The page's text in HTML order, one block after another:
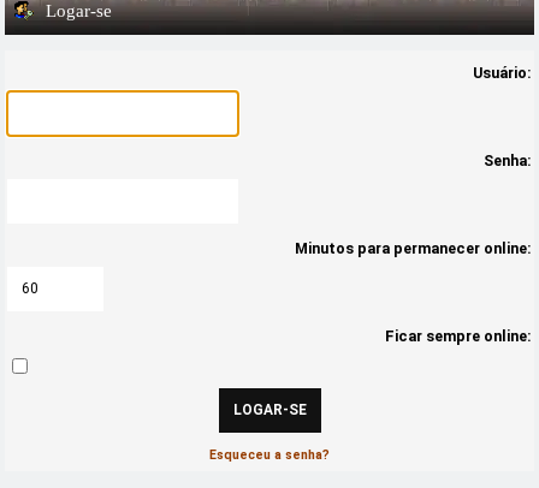
Logar-se
Usuário:
Senha:
Minutos para permanecer online:
Ficar sempre online:
Esqueceu a senha?